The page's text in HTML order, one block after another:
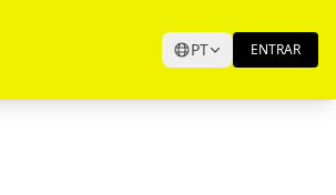
PT ENTRAR